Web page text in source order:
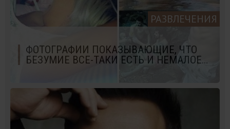
РАЗВЛЕЧЕНИЯ
ФОТОГРАФИИ ПОКАЗЫВАЮЩИЕ, ЧТО
БЕЗУМИЕ ВСЕ-ТАКИ ЕСТЬ И НЕМАЛОЕ…